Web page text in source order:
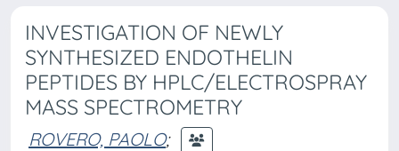
INVESTIGATION OF NEWLY
SYNTHESIZED ENDOTHELIN
PEPTIDES BY HPLC/ELECTROSPRAY
MASS SPECTROMETRY
ROVERO, PAOLO;